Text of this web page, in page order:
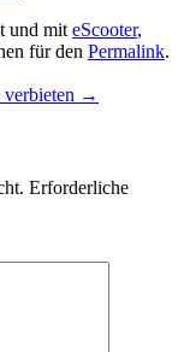
und mit eScooter,
für den Permalink.
→
Erforderliche